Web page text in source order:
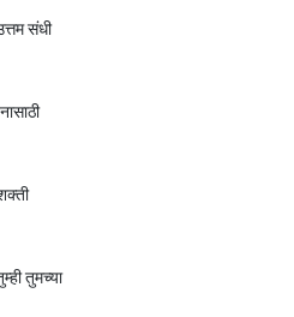
संधी
तुमच्या